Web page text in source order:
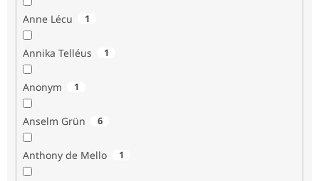
Anne Lécu 1
Annika Telléus 1
Anonym 1
Anselm Grün 6
Anthony de Mello 1